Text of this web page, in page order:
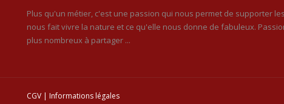
Plus qu'un métier, c'est une passion qui nous permet de supporter
nous fait vivre la nature et ce qu'elle nous donne de fabuleux.
plus nombreux à partager ...
CGV | Informations légales